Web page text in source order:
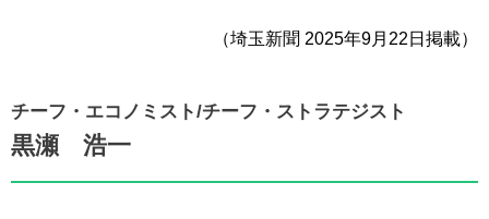
（埼玉新聞 2025年9月22日掲載）
チーフ・エコノミスト/チーフ・ストラテジスト
黒瀬 浩一